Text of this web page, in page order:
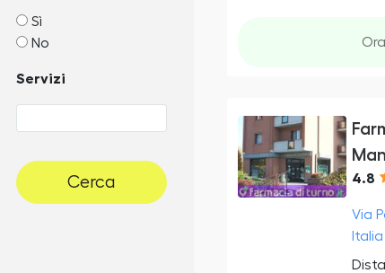
4.8
Via
Italia
Sì
No
Servizi
Cerca